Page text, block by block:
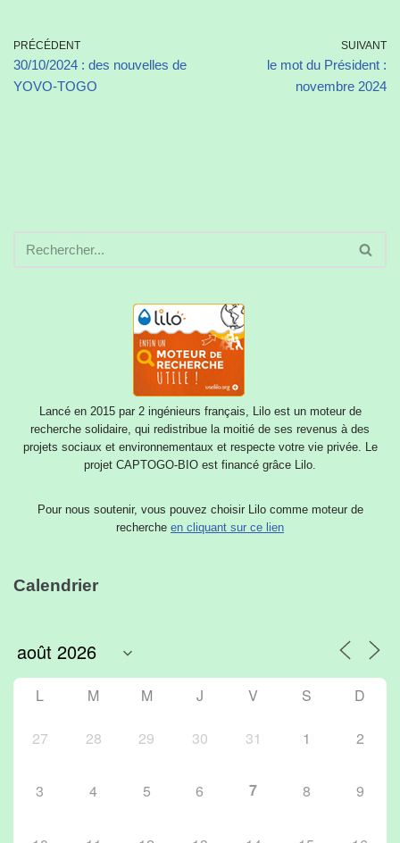
PRÉCÉDENT
30/10/2024 : des nouvelles de
YOVO-TOGO
SUIVANT
le mot du Président :
novembre 2024
Lancé en 2015 par 2 ingénieurs français, Lilo est un moteur de
recherche solidaire, qui redistribue la moitié de ses revenus à des
projets sociaux et environnementaux et respecte votre vie privée. Le
projet CAPTOGO-BIO est financé grâce Lilo.
Pour nous soutenir, vous pouvez choisir Lilo comme moteur de
recherche en cliquant sur ce lien
Calendrier
L M M J V S D
27 28 29 30 31 1 2
3 4 5 6 7 8 9